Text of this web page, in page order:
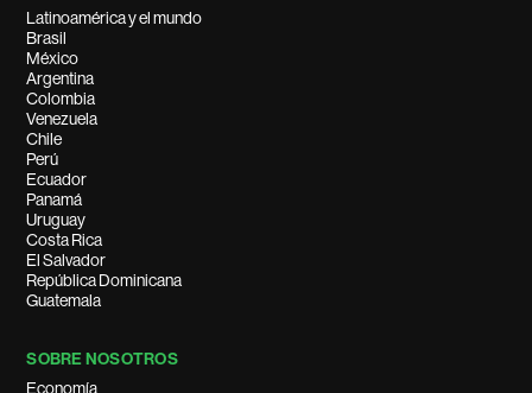
Latinoamérica y el mundo
Brasil
México
Argentina
Colombia
Venezuela
Chile
Perú
Ecuador
Panamá
Uruguay
Costa Rica
El Salvador
República Dominicana
Guatemala
SOBRE NOSOTROS
Economía